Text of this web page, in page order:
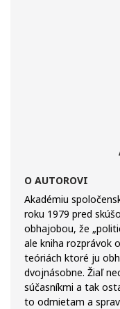
O AUTOROVI
Akadémiu
roku 1979 pred
obhajobou, že
ale kniha rozprávok
teóriách ktoré ju
dvojnásobne. Žiaľ
súčasníkmi a tak
to odmietam a